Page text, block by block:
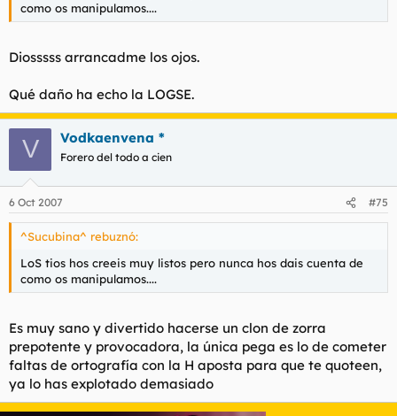
como os manipulamos....
Diosssss arrancadme los ojos.
Qué daño ha echo la LOGSE.
V Vodkaenvena *
Forero del todo a cien
6 Oct 2007 #75
^Sucubina^ rebuznó:
LoS tios hos creeis muy listos pero nunca hos dais cuenta de
como os manipulamos....
Es muy sano y divertido hacerse un clon de zorra
prepotente y provocadora, la única pega es lo de cometer
faltas de ortografía con la H aposta para que te quoteen,
ya lo has explotado demasiado